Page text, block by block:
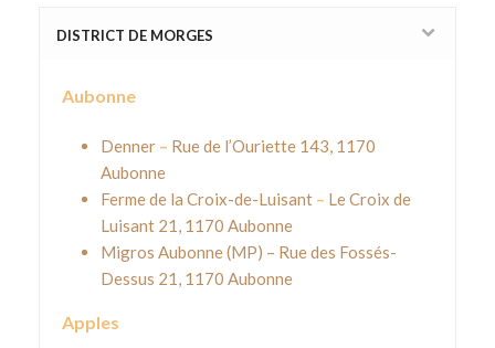
DISTRICT DE MORGES
Aubonne
Denner – Rue de l’Ouriette 143, 1170
Aubonne
Ferme de la Croix-de-Luisant – Le Croix de
Luisant 21, 1170 Aubonne
Migros Aubonne (MP) – Rue des Fossés-
Dessus 21, 1170 Aubonne
Apples